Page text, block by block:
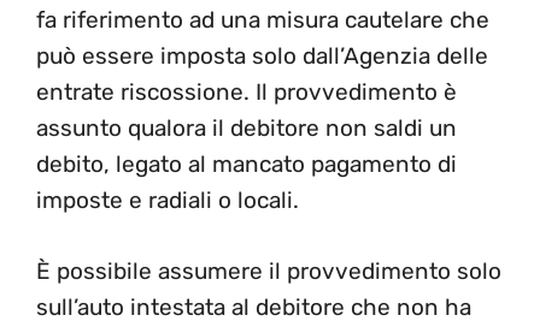
fa riferimento ad una misura cautelare che
può essere imposta solo dall’Agenzia delle
entrate riscossione. Il provvedimento è
assunto qualora il debitore non saldi un
debito, legato al mancato pagamento di
imposte e radiali o locali.
È possibile assumere il provvedimento solo
sull’auto intestata al debitore che non ha